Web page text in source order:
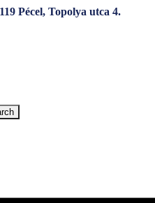
Pécel, Topolya utca 4.